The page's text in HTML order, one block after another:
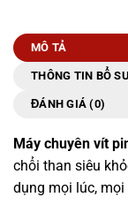
MÔ TẢ
THÔNG TIN BỔ
ĐÁNH GIÁ (0)
Máy chuyên vít
chổi than siêu
dụng mọi lúc,